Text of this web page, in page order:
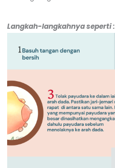
Langkah-langkahnya seperti :